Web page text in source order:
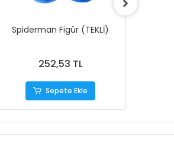
Spiderman Figür (TEKLİ)
252,53 TL
Sepete Ekle